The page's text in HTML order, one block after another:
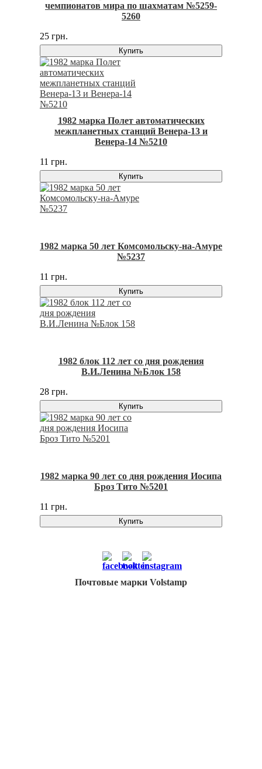
чемпионатов мира по шахматам №5259-
5260
25 грн.
Купить
1982 марка Полет автоматических
межпланетных станций Венера-13 и
Венера-14 №5210
11 грн.
Купить
1982 марка 50 лет Комсомольску-на-Амуре
№5237
11 грн.
Купить
1982 блок 112 лет со дня рождения
В.И.Ленина №Блок 158
28 грн.
Купить
1982 марка 90 лет со дня рождения Иосипа
Броз Тито №5201
11 грн.
Купить
Почтовые марки Volstamp